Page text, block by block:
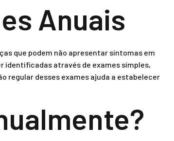
Anuais
que podem não apresentar sintomas em
identificadas através de exames simples,
regular desses exames ajuda a estabelecer